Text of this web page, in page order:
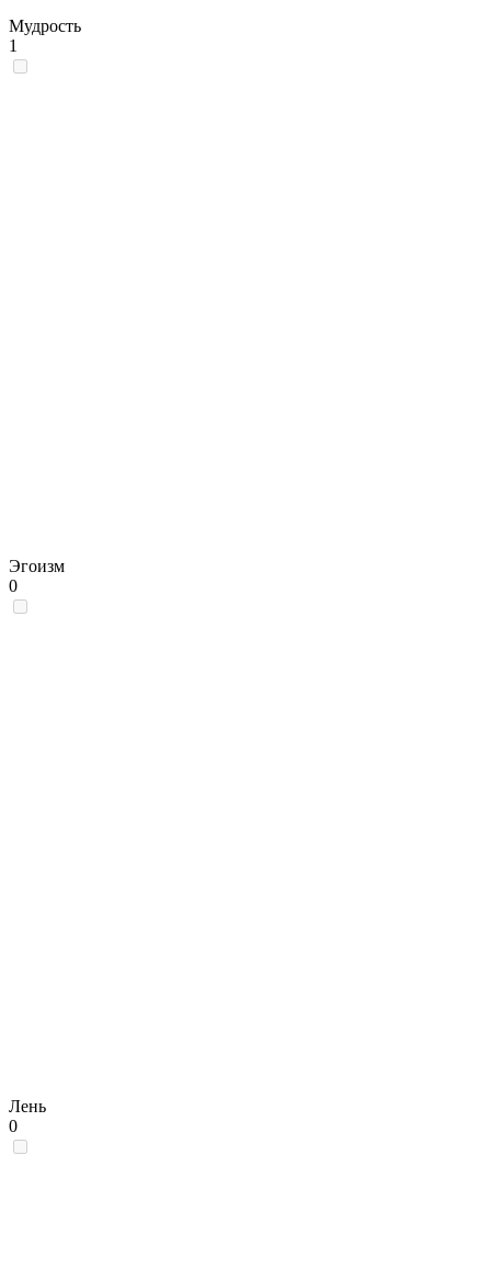
Мудрость
1
Эгоизм
0
Лень
0